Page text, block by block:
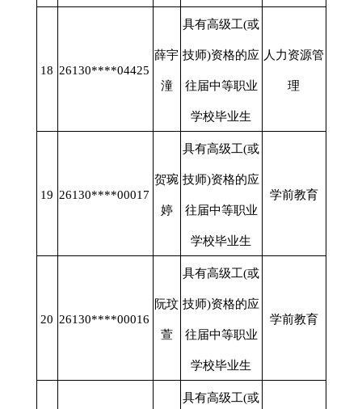
18 26130****04425
薛宇
潼
具有高级工(或
技师)资格的应
往届中等职业
学校毕业生
人力资源管
理
19 26130****00017
贺琬
婷
具有高级工(或
技师)资格的应
往届中等职业
学校毕业生
学前教育
20 26130****00016
阮玟
萱
具有高级工(或
技师)资格的应
往届中等职业
学校毕业生
学前教育
具有高级工(或